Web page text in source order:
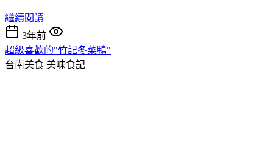
繼續閱讀
3年前
超級喜歡的"竹記冬菜鴨"
台南美食 美味食記